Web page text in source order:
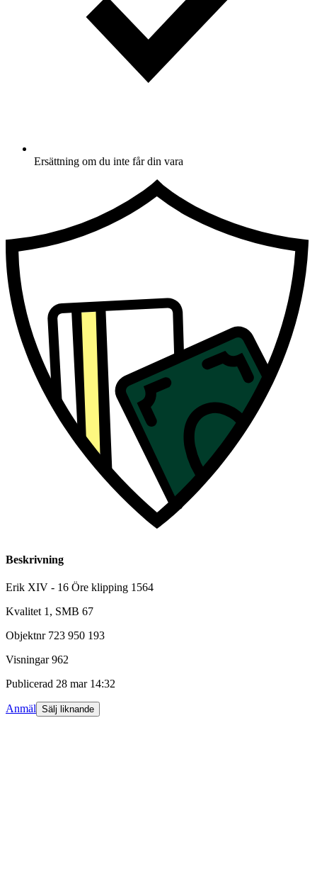
Ersättning om du inte får din vara
Beskrivning
Erik XIV - 16 Öre klipping 1564
Kvalitet 1, SMB 67
Objektnr 723 950 193
Visningar 962
Publicerad 28 mar 14:32
Anmäl Sälj liknande